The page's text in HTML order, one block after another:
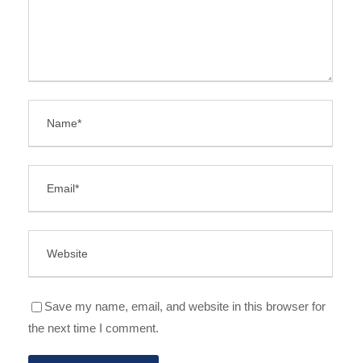
Save my name, email, and website in this browser for
the next time I comment.